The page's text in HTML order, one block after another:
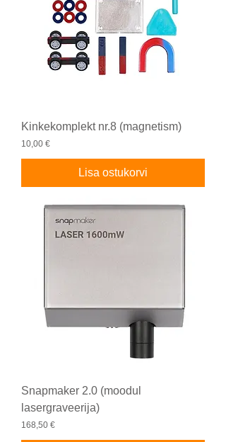
Kinkekomplekt nr.8 (magnetism)
Price
10,00 €
Lisa ostukorvi
Snapmaker 2.0 (moodul
lasergraveerija)
Price
168,50 €